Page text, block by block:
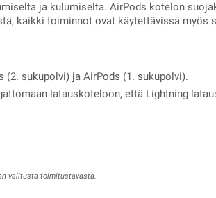
ja kulumiselta. AirPods kotelon
kaikki toiminnot ovat käytettävissä myös
(2. sukupolvi) ja AirPods (1. sukupolvi).
latauskoteloon, että Lightning-
valitusta toimitustavasta.